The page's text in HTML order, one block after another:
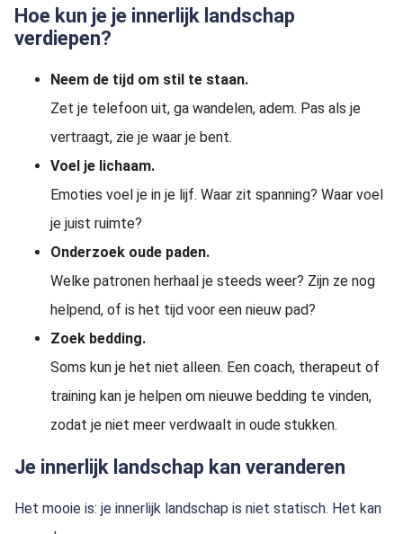
Hoe kun je je innerlijk landschap
verdiepen?
Neem de tijd om stil te staan.
Zet je telefoon uit, ga wandelen, adem. Pas als je
vertraagt, zie je waar je bent.
Voel je lichaam.
Emoties voel je in je lijf. Waar zit spanning? Waar voel
je juist ruimte?
Onderzoek oude paden.
Welke patronen herhaal je steeds weer? Zijn ze nog
helpend, of is het tijd voor een nieuw pad?
Zoek bedding.
Soms kun je het niet alleen. Een coach, therapeut of
training kan je helpen om nieuwe bedding te vinden,
zodat je niet meer verdwaalt in oude stukken.
Je innerlijk landschap kan veranderen
Het mooie is: je innerlijk landschap is niet statisch. Het kan